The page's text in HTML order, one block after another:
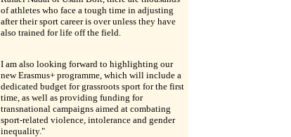
of athletes who face a tough time in adjusting
after their sport career is over unless they have
also trained for life off the field.
I am also looking forward to highlighting our
new Erasmus+ programme, which will include a
dedicated budget for grassroots sport for the first
time, as well as providing funding for
transnational campaigns aimed at combating
sport-related violence, intolerance and gender
inequality."